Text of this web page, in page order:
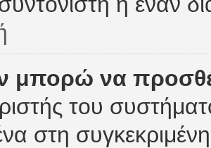
μπορώ να
του
στη